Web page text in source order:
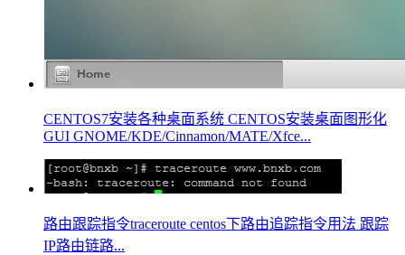
CENTOS7安装各种桌面系统 CENTOS安装桌面图形化
GUI GNOME/KDE/Cinnamon/MATE/Xfce...
路由跟踪指令traceroute centos下路由追踪指令用法 跟踪
IP路由链路...